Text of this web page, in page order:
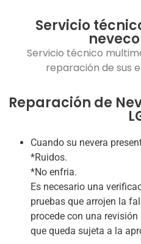
Servicio
Servicio técnico
reparación de sus
Reparación de
Cuando su nevera
*Ruidos.
*No enfria.
Es necesario una
pruebas que arrojen la
procede con una
que queda sujeta a la